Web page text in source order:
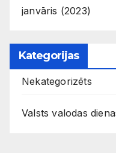
janvāris (2023)
Kategorijas
Nekategorizēts
Valsts valodas